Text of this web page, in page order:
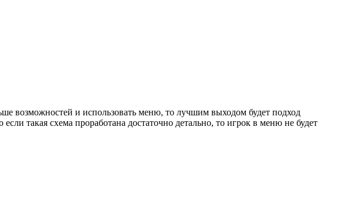
возможностей и использовать меню, то лучшим выходом будет подход
такая схема проработана достаточно детально, то игрок в меню не будет